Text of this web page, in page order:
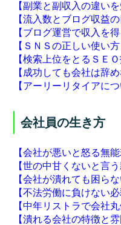
【副業と副収入の違いを
【流入数とブログ収益の
【ブログ運営で収入を得
【ＳＮＳの正しい使い方
【検索上位をとるＳＥＯ
【成功しても会社は辞め
【アーリーリタイアにつ
会社員の生き方
【会社が悪いと怒る無能
【世の中甘くないと言う
【会社が潰れても困らな
【不法労働に負けない必
【中年リストラで会社丸
【潰れる会社の特徴と雰